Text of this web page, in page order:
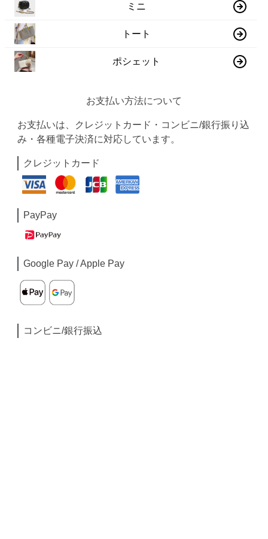
ミニ
トート
ポシェット
お支払い方法について
お支払いは、クレジットカード・コンビニ/銀行振り込
み・各種電子決済に対応しています。
クレジットカード
PayPay
Google Pay / Apple Pay
コンビニ/銀行振込